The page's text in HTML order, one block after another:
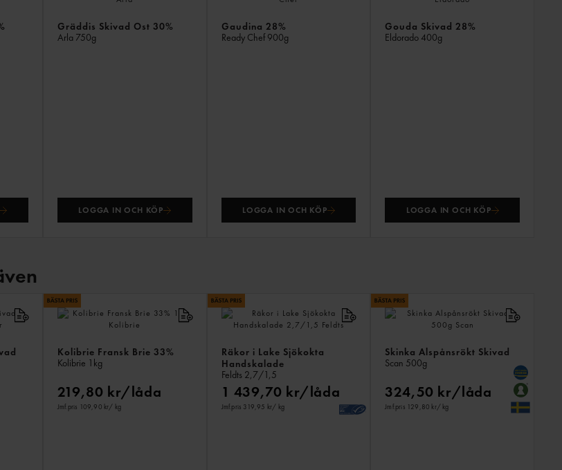
Gräddis Skivad Ost 30%
Arla 750g
LOGGA IN OCH KÖP
Gaudina 28%
Ready Chef 900g
LOGGA IN OCH KÖP
Gouda Skivad 28%
Eldorado 400g
LOGGA IN OCH KÖP
Kolibrie Fransk Brie 33%
Kolibrie 1kg
219,80 kr/låda
Jmf.pris 109,90 kr/ kg
Räkor i Lake Sjökokta
Handskalade
Feldts 2,7/1,5
1 439,70 kr/låda
Jmf.pris 319,95 kr/ kg
Skinka Alspånsrökt Skivad
Scan 500g
324,50 kr/låda
Jmf.pris 129,80 kr/ kg